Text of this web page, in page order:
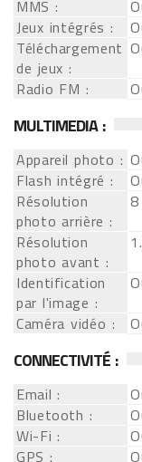
MMS :
Jeux intégrés :
Téléchargement
de jeux :
Radio FM :
MULTIMEDIA :
Appareil photo :
Flash intégré :
Résolution
photo arrière :
Résolution
photo avant :
Identification
par l'image :
Caméra vidéo :
CONNECTIVITÉ :
Email :
Bluetooth :
Wi-Fi :
GPS :